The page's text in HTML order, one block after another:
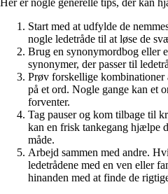
Start med at udfylde de
nogle ledetråde til at løse de
Brug en synonymordbog eller
synonymer, der passer til
Prøv forskellige kombinationer
på et ord. Nogle gange kan et
forventer.
Tag pauser og kom tilbage til
kan en frisk tankegang hjælpe
måde.
Arbejd sammen med andre.
ledetrådene med en ven eller
hinanden med at finde de